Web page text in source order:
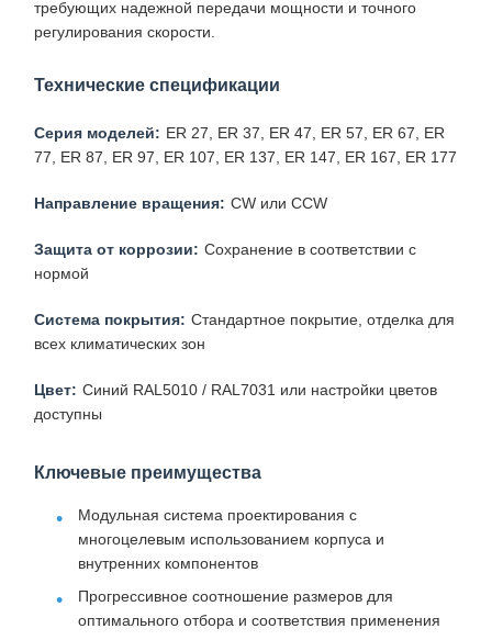
требующих надежной передачи мощности и точного
регулирования скорости.
Технические спецификации
Серия моделей: ER 27, ER 37, ER 47, ER 57, ER 67, ER
77, ER 87, ER 97, ER 107, ER 137, ER 147, ER 167, ER 177
Направление вращения: CW или CCW
Защита от коррозии: Сохранение в соответствии с
нормой
Система покрытия: Стандартное покрытие, отделка для
всех климатических зон
Цвет: Синий RAL5010 / RAL7031 или настройки цветов
доступны
Ключевые преимущества
Модульная система проектирования с
многоцелевым использованием корпуса и
внутренних компонентов
Прогрессивное соотношение размеров для
оптимального отбора и соответствия применения